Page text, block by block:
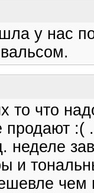
у нас
то что
:(
неделе
и
чем